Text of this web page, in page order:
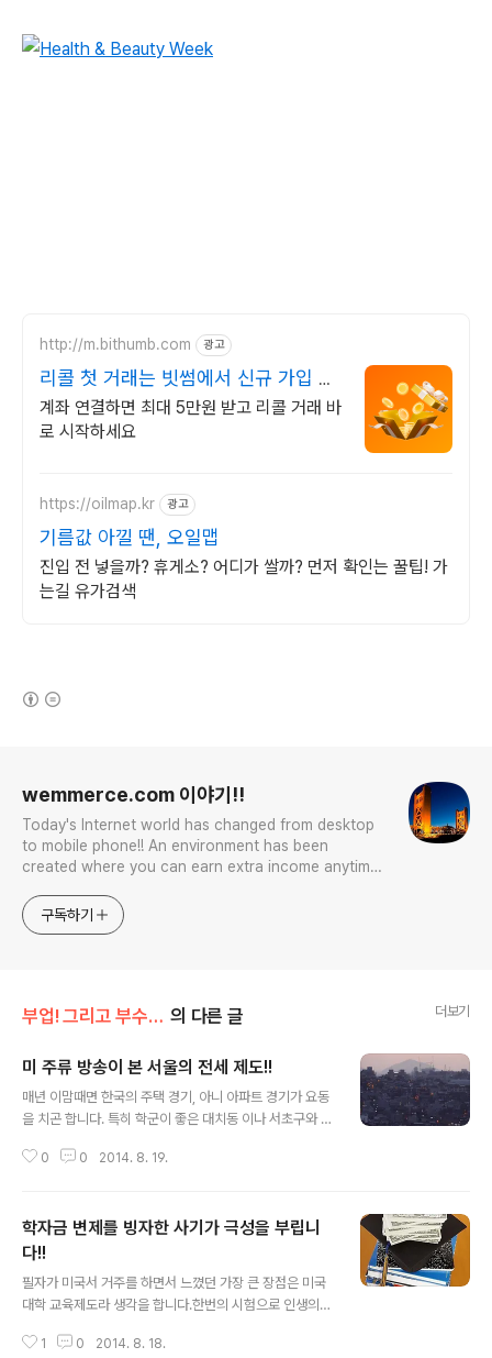
http://m.bithumb.com 광고
리콜 첫 거래는 빗썸에서 신규 가입 시
5만원 혜택
계좌 연결하면 최대 5만원 받고 리콜 거래 바
로 시작하세요
https://oilmap.kr 광고
기름값 아낄 땐, 오일맵
진입 전 넣을까? 휴게소? 어디가 쌀까? 먼저 확인는 꿀팁! 가
는길 유가검색
wemmerce.com 이야기!!
Today's Internet world has changed from desktop
to mobile phone!! An environment has been
created where you can earn extra income anytime,
competition. Now let’s turn our eyes to the world!
You can enter
구독하기
부업! 그리고 부수입!! 의 다른 글 더보기
미 주류 방송이 본 서울의 전세 제도!!
매년 이맘때면 한국의 주택 경기, 아니 아파트 경기가 요동
을 치곤 합니다. 특히 학군이 좋은 대치동 이나 서초구와 같
서 못?을 정도로 인기 입니다. 그러다보니 아파트 전세가는
오늘의 눈부신 경제 성장이 있지 않나 생각을 하지만 그에
반해 있는자와 없는자들간의 괴리가 점점 심해지기도 합니
다. 강북에서 살던 아파트를 팔아도 강남에 위치한 일류 학
군에 있는 아파트 전세금도 못된다는 사실은 듣는 이로 하
여금 박탈감을 주기에 충분한 내용이기도 합니다. 바로 한
국의 전세 제도 입니다!! 한국의 전세 제도는 여러분도 잘
0 0 2014. 8. 19.
학자금 변제를 빙자한 사기가 극성을 부립니
다!!
필자가 미국서 거주를 하면서 느꼈던 가장 큰 장점은 미국
대학 교육제도라 생각을 합니다.한번의 시험으로 인생의
주고, 또한 점수만으로 학습 능력을 판단을하지 않을 뿐더
1 0 2014. 8. 18.